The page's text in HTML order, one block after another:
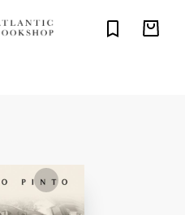
FAVORITO